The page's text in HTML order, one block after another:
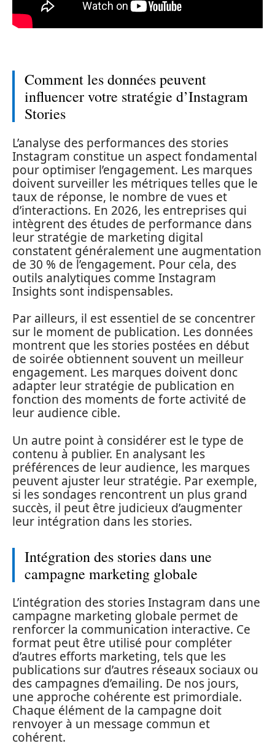
Comment les données peuvent
influencer votre stratégie d’Instagram
Stories
L’analyse des performances des stories
Instagram constitue un aspect fondamental
pour optimiser l’engagement. Les marques
doivent surveiller les métriques telles que le
taux de réponse, le nombre de vues et
d’interactions. En 2026, les entreprises qui
intègrent des études de performance dans
leur stratégie de marketing digital
constatent généralement une augmentation
de 30 % de l’engagement. Pour cela, des
outils analytiques comme Instagram
Insights sont indispensables.
Par ailleurs, il est essentiel de se concentrer
sur le moment de publication. Les données
montrent que les stories postées en début
de soirée obtiennent souvent un meilleur
engagement. Les marques doivent donc
adapter leur stratégie de publication en
fonction des moments de forte activité de
leur audience cible.
Un autre point à considérer est le type de
contenu à publier. En analysant les
préférences de leur audience, les marques
peuvent ajuster leur stratégie. Par exemple,
si les sondages rencontrent un plus grand
succès, il peut être judicieux d’augmenter
leur intégration dans les stories.
Intégration des stories dans une
campagne marketing globale
L’intégration des stories Instagram dans une
campagne marketing globale permet de
renforcer la communication interactive. Ce
format peut être utilisé pour compléter
d’autres efforts marketing, tels que les
publications sur d’autres réseaux sociaux ou
des campagnes d’emailing. De nos jours,
une approche cohérente est primordiale.
Chaque élément de la campagne doit
renvoyer à un message commun et
cohérent.